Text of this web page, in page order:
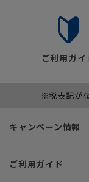
ご利用ガイ
※税表記が
キャンペーン情報
ご利用ガイド